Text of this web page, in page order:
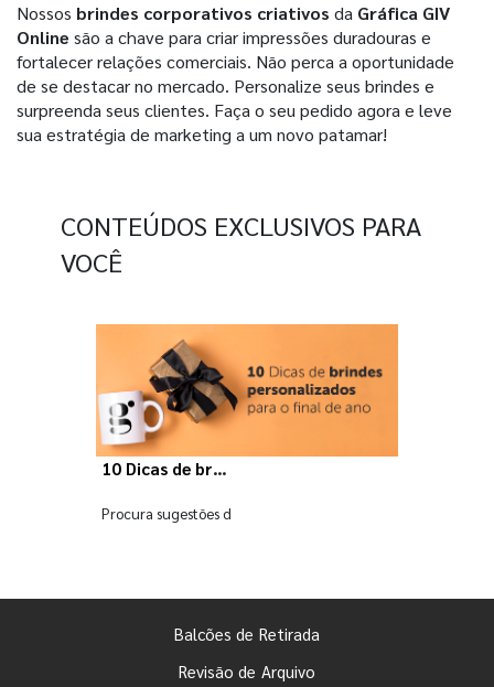
Nossos brindes corporativos criativos da Gráfica GIV
Online são a chave para criar impressões duradouras e
fortalecer relações comerciais. Não perca a oportunidade
de se destacar no mercado. Personalize seus brindes e
surpreenda seus clientes. Faça o seu pedido agora e leve
sua estratégia de marketing a um novo patamar!
CONTEÚDOS EXCLUSIVOS PARA
VOCÊ
10 Dicas de brindes personalizados para o final de ano
Procura sugestões de brindes de Natal? A GIV Online tem
Balcões de Retirada
Revisão de Arquivo